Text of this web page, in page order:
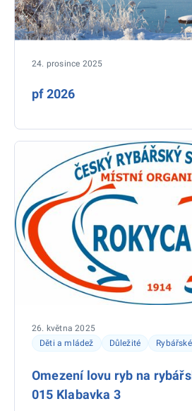
24. prosince 2025
pf 2026
Děti a mládež Důležité
26. května 2025
Omezení lovu ryb na
015 Klabavka 3